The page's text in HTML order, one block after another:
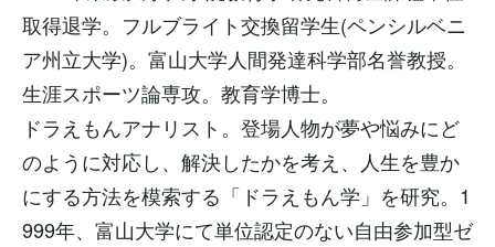
取得退学。フルブライト交換留学生(ペンシルベニ
ア州立大学)。富山大学人間発達科学部名誉教授。
生涯スポーツ論専攻。教育学博士。
ドラえもんアナリスト。登場人物が夢や悩みにど
のように対応し、解決したかを考え、人生を豊か
にする方法を模索する「ドラえもん学」を研究。1
999年、富山大学にて単位認定のない自由参加型ゼ